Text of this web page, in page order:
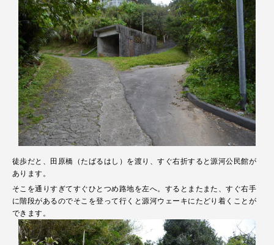
徒歩だと、田原橋（たばるはし）を渡り、すぐ右折すると源河公民館が
あります。
そこを通りすぎてすぐひとつめ路地を左へ。するとまたまた、すぐ右手
に階段があるのでそこを登って行くと源河ウェーキにたどり着くことが
できます。